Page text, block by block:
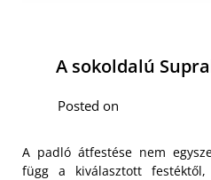
A sokoldalú
Posted on
A padló átfestése nem
függ a kiválasztott